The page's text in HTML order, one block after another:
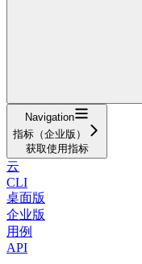
Navigation
指标（企业版）
获取使用指标
云
CLI
桌面版
企业版
用例
API